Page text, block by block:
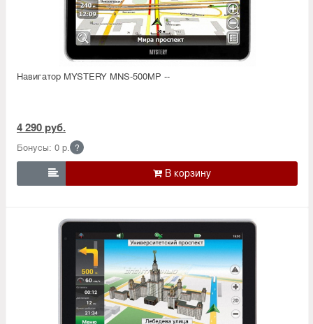
Навигатор MYSTERY MNS-500MP --
4 290 руб.
Бонусы: 0 р. ?
